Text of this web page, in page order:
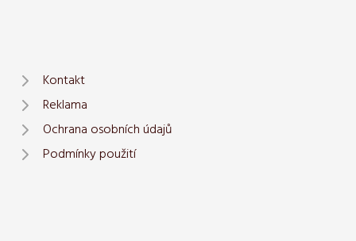
Kontakt
Reklama
Ochrana osobních údajů
Podmínky použití